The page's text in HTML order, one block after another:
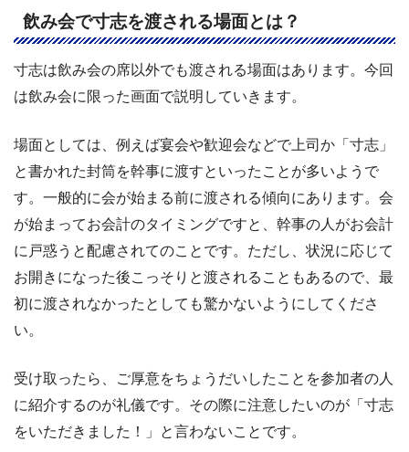
飲み会で寸志を渡される場面とは？
寸志は飲み会の席以外でも渡される場面はあります。今回
は飲み会に限った画面で説明していきます。
場面としては、例えば宴会や歓迎会などで上司か「寸志」
と書かれた封筒を幹事に渡すといったことが多いようで
す。一般的に会が始まる前に渡される傾向にあります。会
が始まってお会計のタイミングですと、幹事の人がお会計
に戸惑うと配慮されてのことです。ただし、状況に応じて
お開きになった後こっそりと渡されることもあるので、最
初に渡されなかったとしても驚かないようにしてくださ
い。
受け取ったら、ご厚意をちょうだいしたことを参加者の人
に紹介するのが礼儀です。その際に注意したいのが「寸志
をいただきました！」と言わないことです。